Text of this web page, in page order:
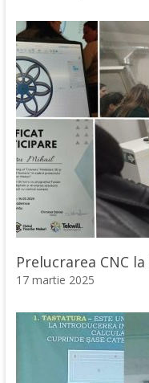
Prelucrarea CNC
17 martie 2025